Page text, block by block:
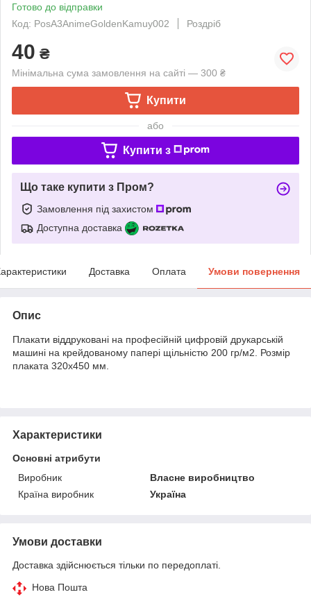
Готово до відправки
Код: PosА3AnimeGoldenKamuy002
Роздріб
40 ₴
Мінімальна сума замовлення на сайті — 300 ₴
Купити
або
Купити з
Що таке купити з Пром?
Замовлення під захистом
Доступна доставка
Доставка Оплата Умови повернення
Опис
Плакати віддруковані на професійній цифровій друкарській
машині на крейдованому папері щільністю 200 гр/м2. Розмір
плаката 320х450 мм.
Характеристики
Основні атрибути
Виробник
Власне виробництво
Країна виробник
Україна
Умови доставки
Доставка здійснюється тільки по передоплаті.
Нова Пошта